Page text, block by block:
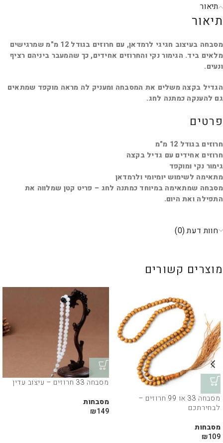
תיאור
תיאור
מסבחה בעיצוב חגיגי לרמדאן, עם חרוזים בגודל 12 מ"מ שמרגישים
מלאים ביד. הגימור נקי והחרוזים אחידים, כך שהמעבר ביניהם רציף
ונעים.
הגדיל בקצה משלים את המסבחה ומעניק לה מראה מוקפד שמתאים
גם להענקה כמתנה לחג.
פרטים
חרוזים בגודל 12 מ"מ
חרוזים אחידים עם גדיל בקצה
גימור נקי ומוקפד
מתאימה לשימוש יומיומי ולרמדאן
מסבחה שמתאימה במיוחד כמתנה לחג – פריט קטן שמלווה את
התפילה ואת היום.
חוות דעת (0)
מוצרים קשורים
מסבחה 33 או 99 חרוזים –
לבחירתכם
מסבחות
₪109
מסבחה 33 חרוזים – עיצוב עדין
מסבחות
₪149